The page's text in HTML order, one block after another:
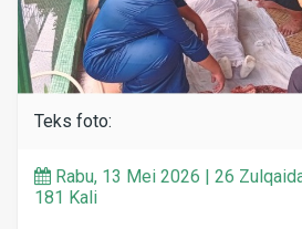
Teks foto:
Rabu, 13 Mei 2026 | 26
181 Kali